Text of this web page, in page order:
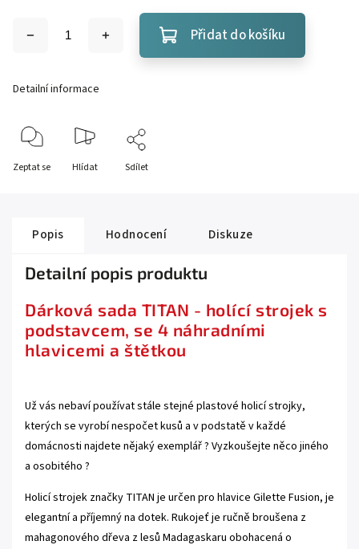
Přidat do košíku
Detailní informace
Zeptat se Hlídat Sdílet
Popis Hodnocení Diskuze
Detailní popis produktu
Dárková sada TITAN - holící strojek s
podstavcem, se 4 náhradními
hlavicemi a štětkou
Už vás nebaví používat stále stejné plastové holicí strojky,
kterých se vyrobí nespočet kusů a v podstatě v každé
domácnosti najdete nějaký exemplář ? Vyzkoušejte něco jiného
a osobitého ?
Holicí strojek značky TITAN je určen pro hlavice Gilette Fusion, je
elegantní a příjemný na dotek. Rukojeť je ručně broušena z
mahagonového dřeva z lesů Madagaskaru obohacená o